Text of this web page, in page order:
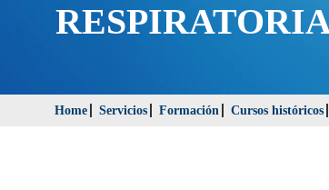
Home Servicios Formación Cursos históricos